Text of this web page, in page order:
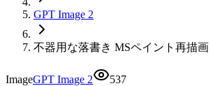
GPT Image 2
不器用な落書き MSペイント再描画
ImageGPT Image 2 537